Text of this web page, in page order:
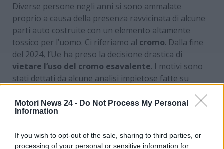
Motori News 24 - Do Not Process My Personal
Information
If you wish to opt-out of the sale, sharing to third parties, or
processing of your personal or sensitive information for
Diverse persone negli anni si sono ammalate
proprio a causa della presenza ravvicinata di alcune
parti auto costruite con un elemento altamente
tossico per l’uomo. Ci riferiamo al cromo. Dalla fine
del 2024, l’Ue ha preso la decisione drastica di
vietare l’uso del cromo esavalente. I motivi sono
stati dettati da alcune analisi impietose fatte su
infatti, i rischi per i lavoratori che entrano a contatto
con il cromo esavalente sono troppo elevati.
L’effetto cancerogeno del cromo viene fuori proprio
nel processo produttivo, vale a diredurante la